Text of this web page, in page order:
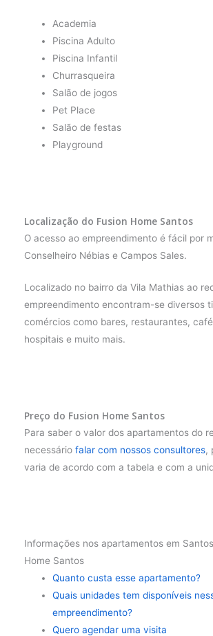
Academia
Piscina Adulto
Piscina Infantil
Churrasqueira
Salão de jogos
Pet Place
Salão de festas
Playground
Localização do Fusion Home Santos
O acesso ao empreendimento é fácil por
Conselheiro Nébias e Campos Sales.
Localizado no bairro da Vila Mathias ao
empreendimento encontram-se diversos
comércios como bares, restaurantes,
hospitais e muito mais.
Preço do Fusion Home Santos
Para saber o valor dos apartamentos do
necessário falar com nossos consultores,
varia de acordo com a tabela e com a
Informações nos apartamentos em
Home Santos
Quanto custa esse apartamento?
Quais unidades tem disponíveis
empreendimento?
Quero agendar uma visita